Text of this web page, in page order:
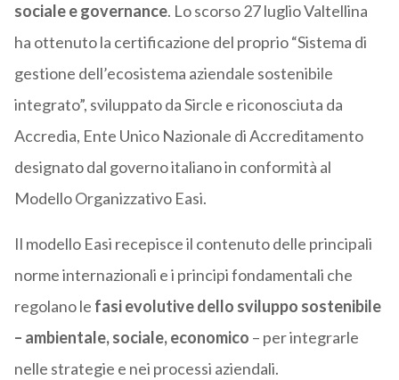
sociale e governance. Lo scorso 27 luglio Valtellina
ha ottenuto la certificazione del proprio “Sistema di
gestione dell’ecosistema aziendale sostenibile
integrato”, sviluppato da Sircle e riconosciuta da
Accredia, Ente Unico Nazionale di Accreditamento
designato dal governo italiano in conformità al
Modello Organizzativo Easi.
Il modello Easi recepisce il contenuto delle principali
norme internazionali e i principi fondamentali che
regolano le fasi evolutive dello sviluppo sostenibile
– ambientale, sociale, economico – per integrarle
nelle strategie e nei processi aziendali.